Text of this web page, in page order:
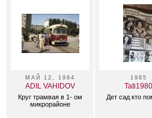
МАЙ 12, 1984
ADIL VAHIDOV
Круг трамвая в 1- ом
микрорайоне
1985
Tati1980
Дет сад кто